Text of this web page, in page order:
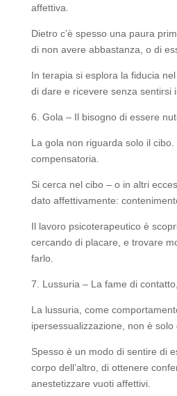
affettiva.
Dietro c’è spesso una paura
di non avere abbastanza, o di
In terapia si esplora la fiducia
di dare e ricevere senza sentirsi
6. Gola – Il bisogno di essere
La gola non riguarda solo il
compensatoria.
Si cerca nel cibo – o in altri
dato affettivamente:
Il lavoro psicoterapeutico è
cercando di placare, e trovare
farlo.
7. Lussuria – La fame di
La lussuria, come
ipersessualizzazione, non è solo
Spesso è un modo di sentire di
corpo dell’altro, di ottenere
anestetizzare vuoti affettivi.